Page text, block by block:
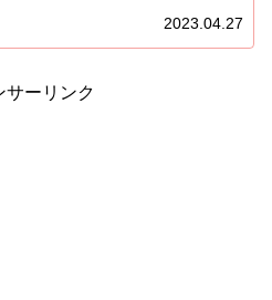
2023.04.27
サーリンク